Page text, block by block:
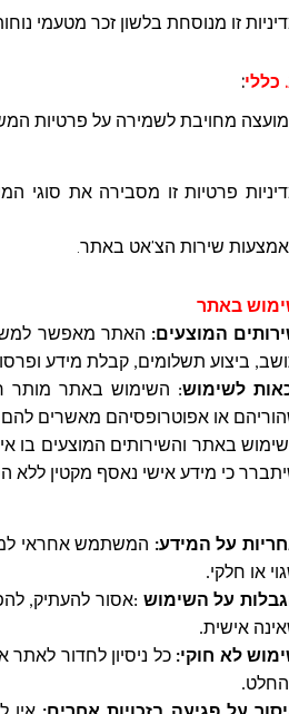
זו מנוסחת בלשון זכר מטעמי
כללי:
מחויבת לשמירה על פרטיות
פרטיות זו מסבירה את סוגי
שירות הצ'אט באתר.
באתר
המוצעים: האתר מאפשר
ביצוע תשלומים, קבלת מידע
לשימוש: השימוש באתר מותר
או אפוטרופסיהם מאשרים
כי מידע אישי נאסף מקטין
על המידע: המשתמש אחראי
או חלקי.
על השימוש :אסור להעתיק,
אישית.
לא חוקי: כל ניסיון לחדור
.